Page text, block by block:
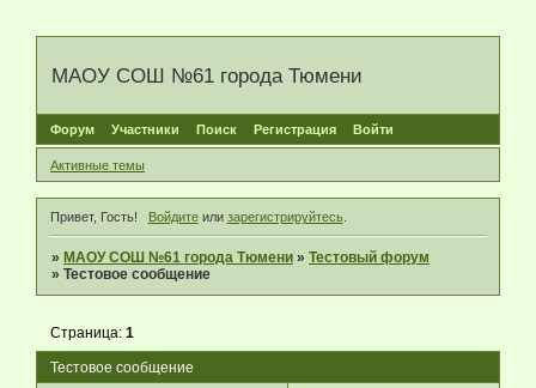
МАОУ СОШ №61 города Тюмени
Форум Участники Поиск Регистрация Войти
Активные темы
Привет, Гость! Войдитеили зарегистрируйтесь.
» МАОУ СОШ №61 города Тюмени »Тестовый форум
»Тестовое сообщение
Тестовое сообщение
Страница:1